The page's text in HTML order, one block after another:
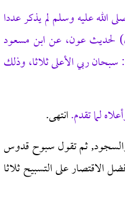
الله عليه وسلم لم يذكر عددا
لحديث عون، عن ابن مسعود
ربي الأعلى ثلاثا، وذلك
لما تقدم.انتهى.
والسجود, ثم تقول سبوح قدوس
على التسبيح ثلاثا